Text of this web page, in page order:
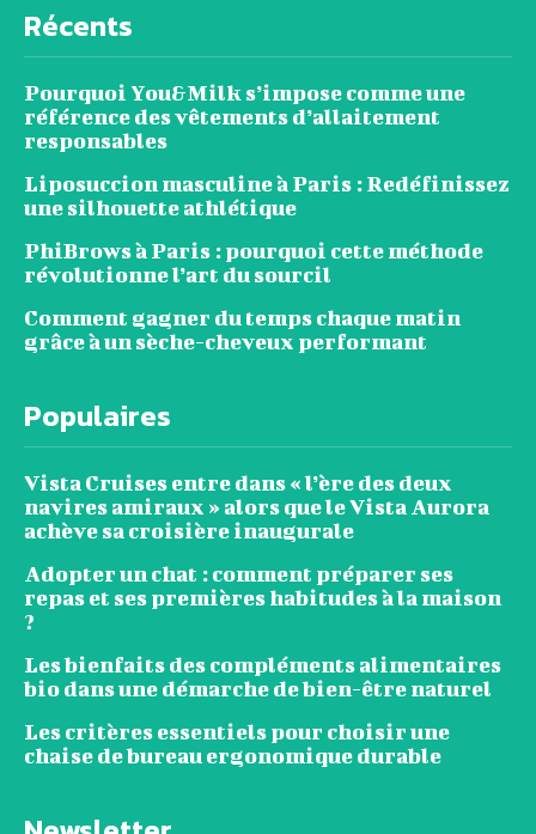
Récents
Pourquoi You&Milk s’impose comme une
référence des vêtements d’allaitement
responsables
Liposuccion masculine à Paris : Redéfinissez
une silhouette athlétique
PhiBrows à Paris : pourquoi cette méthode
révolutionne l’art du sourcil
Comment gagner du temps chaque matin
grâce à un sèche-cheveux performant
Populaires
Vista Cruises entre dans « l’ère des deux
navires amiraux » alors que le Vista Aurora
achève sa croisière inaugurale
Adopter un chat : comment préparer ses
repas et ses premières habitudes à la maison
?
Les bienfaits des compléments alimentaires
bio dans une démarche de bien-être naturel
Les critères essentiels pour choisir une
chaise de bureau ergonomique durable